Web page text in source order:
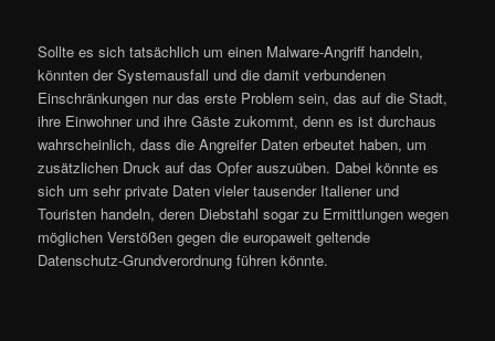
Sollte es sich tatsächlich um einen Malware-Angriff handeln,
könnten der Systemausfall und die damit verbundenen
Einschränkungen nur das erste Problem sein, das auf die Stadt,
ihre Einwohner und ihre Gäste zukommt, denn es ist durchaus
wahrscheinlich, dass die Angreifer Daten erbeutet haben, um
zusätzlichen Druck auf das Opfer auszuüben. Dabei könnte es
sich um sehr private Daten vieler tausender Italiener und
Touristen handeln, deren Diebstahl sogar zu Ermittlungen wegen
möglichen Verstößen gegen die europaweit geltende
Datenschutz-Grundverordnung führen könnte.